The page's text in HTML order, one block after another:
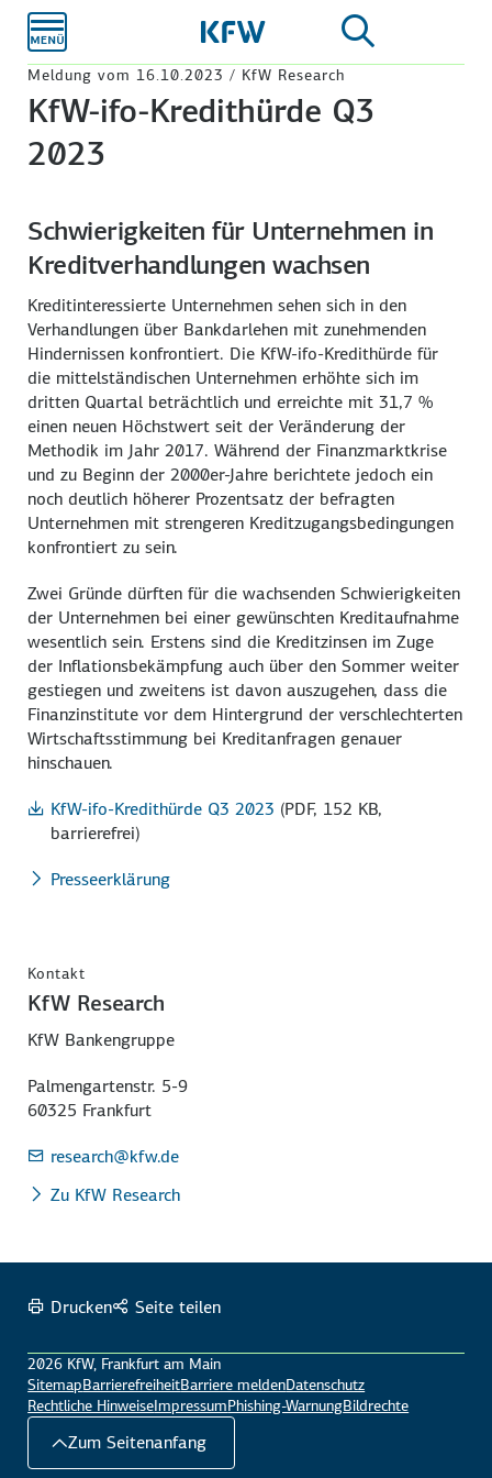
Hauptinhalt
Meldung vom 16.10.2023 / KfW Research
KfW-ifo-Kredithürde Q3
2023
Schwierigkeiten für Unternehmen in
Kreditverhandlungen wachsen
Kreditinteressierte Unternehmen sehen sich in den
Verhandlungen über Bankdarlehen mit zunehmenden
Hindernissen konfrontiert. Die KfW-ifo-Kredithürde für
die mittel­ständischen Unternehmen erhöhte sich im
dritten Quartal beträchtlich und erreichte mit31,7 %
einen neuen Höchstwert seit der Veränderung der
Methodik im Jahr 2017. Während der Finanz­marktkrise
und zu Beginn der 2000er-Jahre berichtete jedoch ein
noch deutlich höherer Prozentsatz der befragten
Unternehmen mit strengeren Kreditzugangs­bedingungen
konfrontiert zu sein.
Zwei Gründe dürften für die wachsenden Schwierigkeiten
der Unternehmen bei einer gewünschten Kreditaufnahme
wesentlich sein. Erstens sind die Kreditzinsen im Zuge
der Inflations­bekämpfung auch über den Sommer weiter
gestiegen und zweitens ist davon auszugehen, dass die
Finanzinstitute vor dem Hintergrund der verschlechterten
Wirtschafts­stimmung bei Kreditanfragen genauer
hinschauen.
KfW-ifo-Kredithürde Q3 2023 (PDF, 152 KB,
barrierefrei)
Presseerklärung
Kontakt
KfW Research
KfW Bankengruppe
Palmengartenstr. 5-9
60325 Frankfurt
research@kfw.de
Zu KfW Research
Drucken Seite teilen
2026 KfW, Frankfurt am Main
SitemapBarrierefreiheitBarriere meldenDatenschutz
Rechtliche HinweiseImpressumPhishing-WarnungBildrechte
Zum Seitenanfang